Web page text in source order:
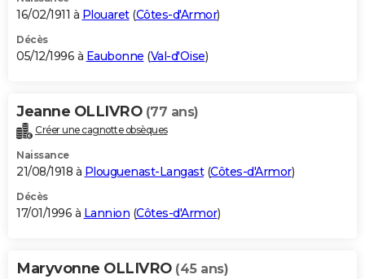
16/02/1911 à Plouaret(Côtes-d'Armor)
Décès
05/12/1996 à Eaubonne (Val-d'Oise)
Jeanne OLLIVRO (77 ans)
Créer une cagnotte obsèques
Naissance
21/08/1918 à Plouguenast-Langast(Côtes-d'Armor)
Décès
17/01/1996 à Lannion (Côtes-d'Armor)
Maryvonne OLLIVRO (45 ans)